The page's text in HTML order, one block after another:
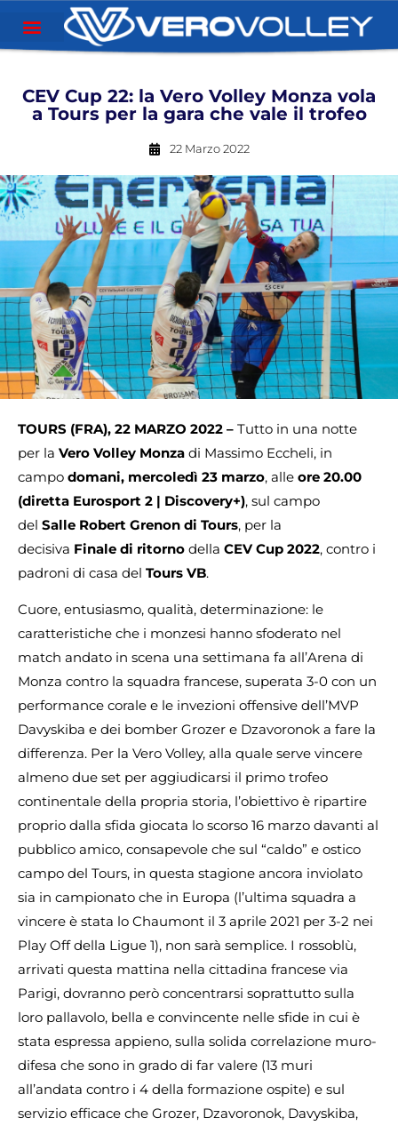
CEV Cup 22: la Vero Volley Monza vola
a Tours per la gara che vale il trofeo
22 Marzo 2022
TOURS (FRA), 22 MARZO 2022 – Tutto in una notte
per la Vero Volley Monza di Massimo Eccheli, in
campo domani, mercoledì 23 marzo, alle ore 20.00
(diretta Eurosport 2 | Discovery+), sul campo
del Salle Robert Grenon di Tours, per la
decisiva Finale di ritorno della CEV Cup 2022, contro i
padroni di casa del Tours VB.
Cuore, entusiasmo, qualità, determinazione: le
caratteristiche che i monzesi hanno sfoderato nel
match andato in scena una settimana fa all’Arena di
Monza contro la squadra francese, superata 3-0 con un
performance corale e le invezioni offensive dell’MVP
Davyskiba e dei bomber Grozer e Dzavoronok a fare la
differenza. Per la Vero Volley, alla quale serve vincere
almeno due set per aggiudicarsi il primo trofeo
continentale della propria storia, l’obiettivo è ripartire
proprio dalla sfida giocata lo scorso 16 marzo davanti al
pubblico amico, consapevole che sul “caldo” e ostico
campo del Tours, in questa stagione ancora inviolato
sia in campionato che in Europa (l’ultima squadra a
vincere è stata lo Chaumont il 3 aprile 2021 per 3-2 nei
Play Off della Ligue 1), non sarà semplice. I rossoblù,
arrivati questa mattina nella cittadina francese via
Parigi, dovranno però concentrarsi soprattutto sulla
loro pallavolo, bella e convincente nelle sfide in cui è
stata espressa appieno, sulla solida correlazione muro-
difesa che sono in grado di far valere (13 muri
all’andata contro i 4 della formazione ospite) e sul
servizio efficace che Grozer, Dzavoronok, Davyskiba,